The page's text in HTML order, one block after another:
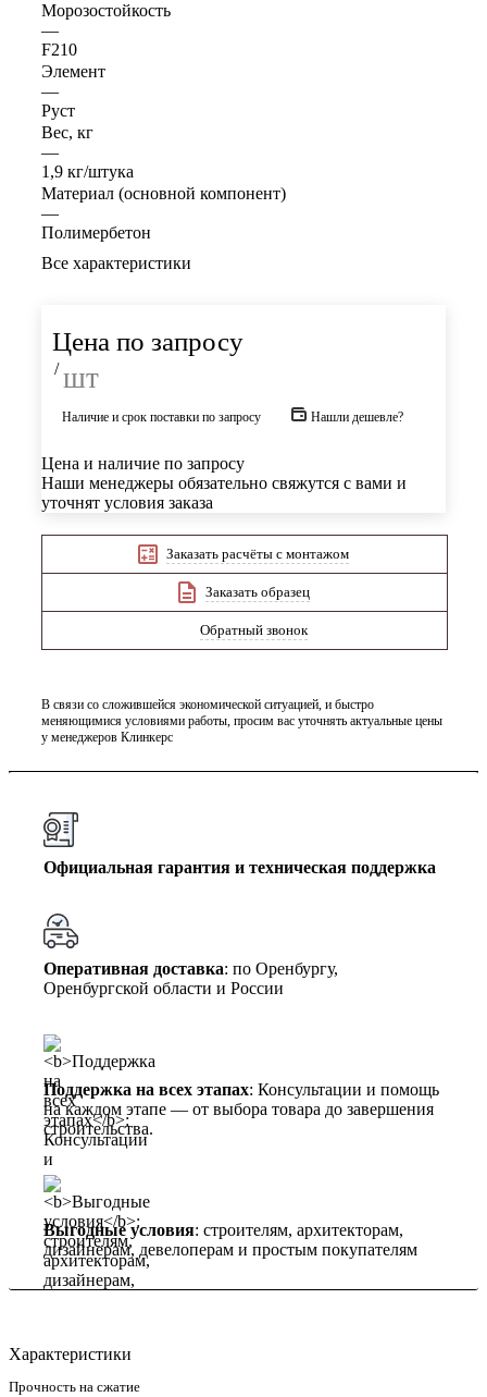
Морозостойкость
—
F210
Элемент
—
Руст
Вес, кг
—
1,9 кг/штука
Материал (основной компонент)
—
Полимербетон
Все характеристики
Цена по запросу
/ шт
Наличие и срок поставки по запросу Нашли дешевле?
Цена и наличие по запросу
Наши менеджеры обязательно свяжутся с вами и
уточнят условия заказа
Заказать расчёты с монтажом
Заказать образец
Обратный звонок
В связи со сложившейся экономической ситуацией, и быстро
меняющимися условиями работы, просим вас уточнять актуальные цены
у менеджеров Клинкерс
Официальная гарантия и техническая поддержка
Оперативная доставка: по Оренбургу,
Оренбургской области и России
Поддержка на всех этапах: Консультации и помощь
на каждом этапе — от выбора товара до завершения
строительства.
Выгодные условия: строителям, архитекторам,
дизайнерам, девелоперам и простым покупателям
Характеристики
Прочность на сжатие